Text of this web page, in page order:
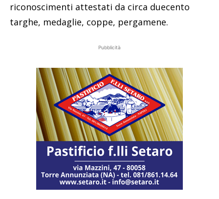
riconoscimenti attestati da circa duecento
targhe, medaglie, coppe, pergamene.
Pubblicità